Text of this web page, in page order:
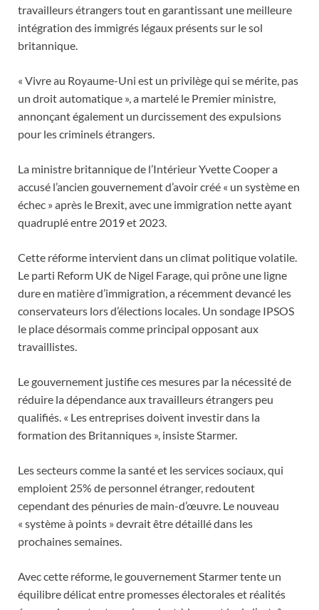
travailleurs étrangers tout en garantissant une meilleure
intégration des immigrés légaux présents sur le sol
britannique.
« Vivre au Royaume-Uni est un privilège qui se mérite, pas
un droit automatique », a martelé le Premier ministre,
annonçant également un durcissement des expulsions
pour les criminels étrangers.
La ministre britannique de l’Intérieur Yvette Cooper a
accusé l’ancien gouvernement d’avoir créé « un système en
échec » après le Brexit, avec une immigration nette ayant
quadruplé entre 2019 et 2023.
Cette réforme intervient dans un climat politique volatile.
Le parti Reform UK de Nigel Farage, qui prône une ligne
dure en matière d’immigration, a récemment devancé les
conservateurs lors d’élections locales. Un sondage IPSOS
le place désormais comme principal opposant aux
travaillistes.
Le gouvernement justifie ces mesures par la nécessité de
réduire la dépendance aux travailleurs étrangers peu
qualifiés. « Les entreprises doivent investir dans la
formation des Britanniques », insiste Starmer.
Les secteurs comme la santé et les services sociaux, qui
emploient 25% de personnel étranger, redoutent
cependant des pénuries de main-d’œuvre. Le nouveau
« système à points » devrait être détaillé dans les
prochaines semaines.
Avec cette réforme, le gouvernement Starmer tente un
équilibre délicat entre promesses électorales et réalités